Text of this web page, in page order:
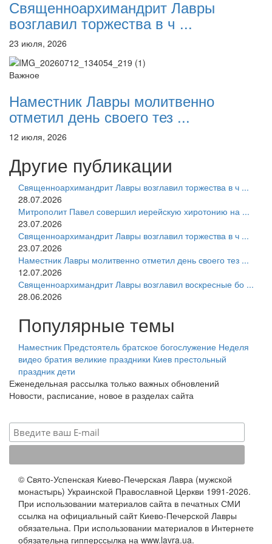
Священноархимандрит Лавры
возглавил торжества в ч ...
23 июля, 2026
Важное
Наместник Лавры молитвенно
отметил день своего тез ...
12 июля, 2026
Другие публикации
Священноархимандрит Лавры возглавил торжества в ч ...
28.07.2026
Митрополит Павел совершил иерейскую хиротонию на ...
23.07.2026
Священноархимандрит Лавры возглавил торжества в ч ...
23.07.2026
Наместник Лавры молитвенно отметил день своего тез ...
12.07.2026
Священноархимандрит Лавры возглавил воскресные бо ...
28.06.2026
Популярные темы
Наместник Предстоятель братское богослужение Неделя
видео братия великие праздники Киев престольный
праздник дети
Еженедельная рассылка только важных обновлений
Новости, расписание, новое в разделах сайта
© Свято-Успенская Киево-Печерская Лавра (мужской
монастырь) Украинской Православной Церкви 1991-2026.
При использовании материалов сайта в печатных СМИ
ссылка на официальный сайт Киево-Печерской Лавры
обязательна. При использовании материалов в Интернете
обязательна гипперссылка на www.lavra.ua.